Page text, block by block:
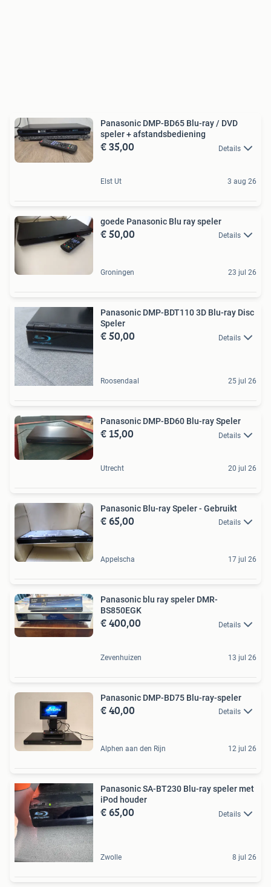
Panasonic DMP-BD65 Blu-ray / DVD
speler + afstandsbediening
€ 35,00 Details
Elst Ut 3 aug 26
goede Panasonic Blu ray speler
€ 50,00 Details
Groningen 23 jul 26
Panasonic DMP-BDT110 3D Blu-ray Disc
Speler
€ 50,00 Details
Roosendaal 25 jul 26
Panasonic DMP-BD60 Blu-ray Speler
€ 15,00 Details
Utrecht 20 jul 26
Panasonic Blu-ray Speler - Gebruikt
€ 65,00 Details
Appelscha 17 jul 26
Panasonic blu ray speler DMR-
BS850EGK
€ 400,00 Details
Zevenhuizen 13 jul 26
Panasonic DMP-BD75 Blu-ray-speler
€ 40,00 Details
Alphen aan den Rijn 12 jul 26
Panasonic SA-BT230 Blu-ray speler met
iPod houder
€ 65,00 Details
Zwolle 8 jul 26